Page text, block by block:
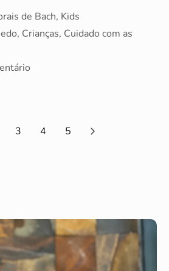
de Bach, Kids
, Crianças, Cuidado com as
Page
3 Page
4 Page
5